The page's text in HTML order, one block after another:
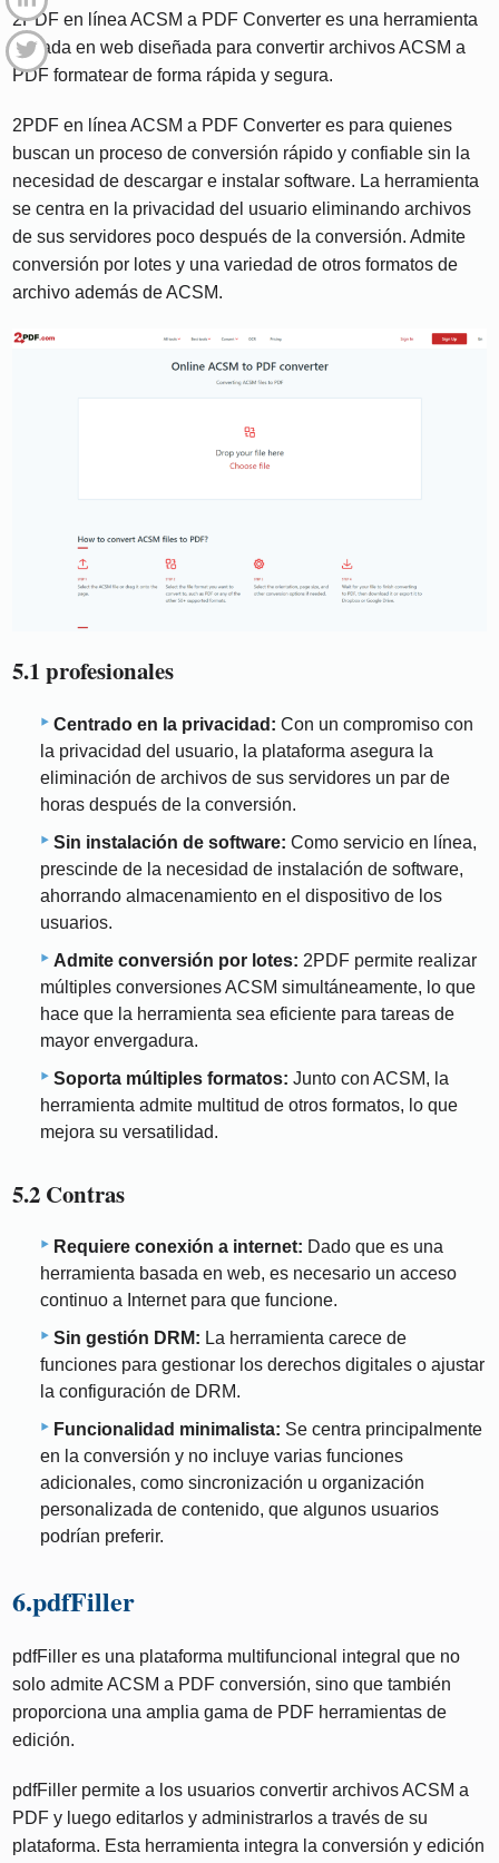
2PDF en línea ACSM a PDF Converter es una herramienta
basada en web diseñada para convertir archivos ACSM a
PDF formatear de forma rápida y segura.
2PDF en línea ACSM a PDF Converter es para quienes
buscan un proceso de conversión rápido y confiable sin la
necesidad de descargar e instalar software. La herramienta
se centra en la privacidad del usuario eliminando archivos
de sus servidores poco después de la conversión. Admite
conversión por lotes y una variedad de otros formatos de
archivo además de ACSM.
5.1 profesionales
Centrado en la privacidad: Con un compromiso con
la privacidad del usuario, la plataforma asegura la
eliminación de archivos de sus servidores un par de
horas después de la conversión.
Sin instalación de software: Como servicio en línea,
prescinde de la necesidad de instalación de software,
ahorrando almacenamiento en el dispositivo de los
usuarios.
Admite conversión por lotes: 2PDF permite realizar
múltiples conversiones ACSM simultáneamente, lo que
hace que la herramienta sea eficiente para tareas de
mayor envergadura.
Soporta múltiples formatos: Junto con ACSM, la
herramienta admite multitud de otros formatos, lo que
mejora su versatilidad.
5.2 Contras
Requiere conexión a internet: Dado que es una
herramienta basada en web, es necesario un acceso
continuo a Internet para que funcione.
Sin gestión DRM: La herramienta carece de
funciones para gestionar los derechos digitales o ajustar
la configuración de DRM.
Funcionalidad minimalista: Se centra principalmente
en la conversión y no incluye varias funciones
adicionales, como sincronización u organización
personalizada de contenido, que algunos usuarios
podrían preferir.
6.pdfFiller
pdfFiller es una plataforma multifuncional integral que no
solo admite ACSM a PDF conversión, sino que también
proporciona una amplia gama de PDF herramientas de
edición.
pdfFiller permite a los usuarios convertir archivos ACSM a
PDF y luego editarlos y administrarlos a través de su
plataforma. Esta herramienta integra la conversión y edición